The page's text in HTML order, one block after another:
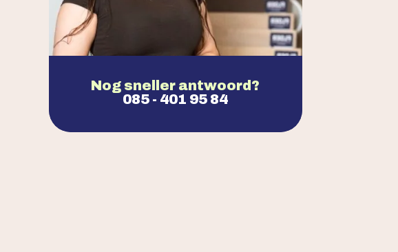
Nog sneller antwoord?
085 - 401 95 84